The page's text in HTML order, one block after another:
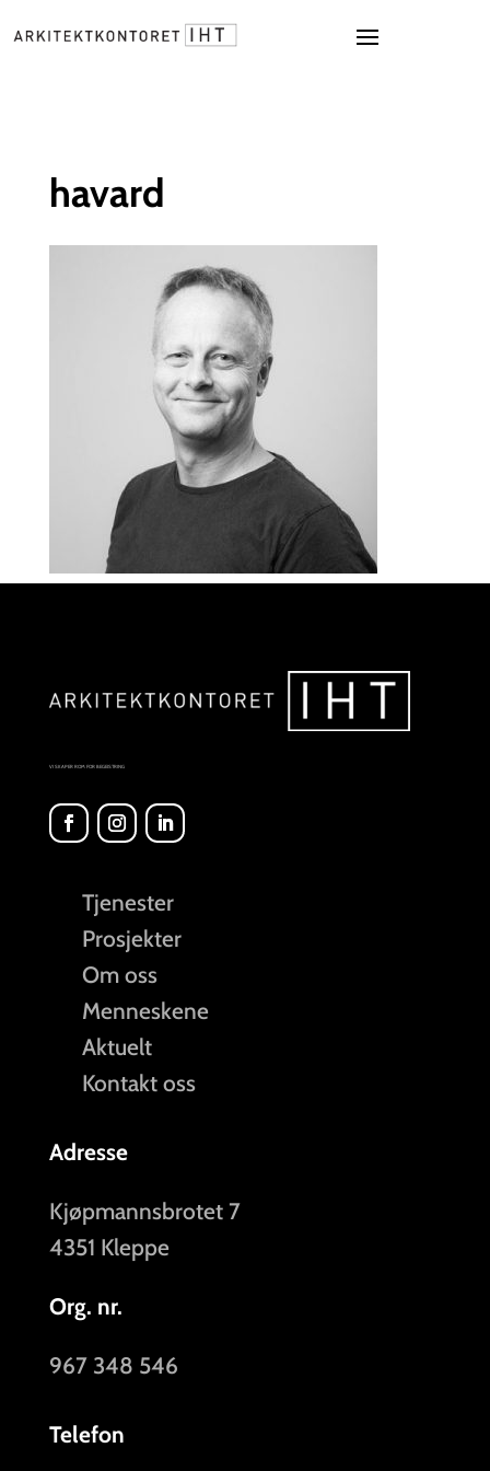
havard
VI SKAPER ROM FOR BEGEISTRING
Tjenester
Prosjekter
Om oss
Menneskene
Aktuelt
Kontakt oss
Adresse
Kjøpmannsbrotet 7
4351 Kleppe
Org. nr.
967 348 546
Telefon